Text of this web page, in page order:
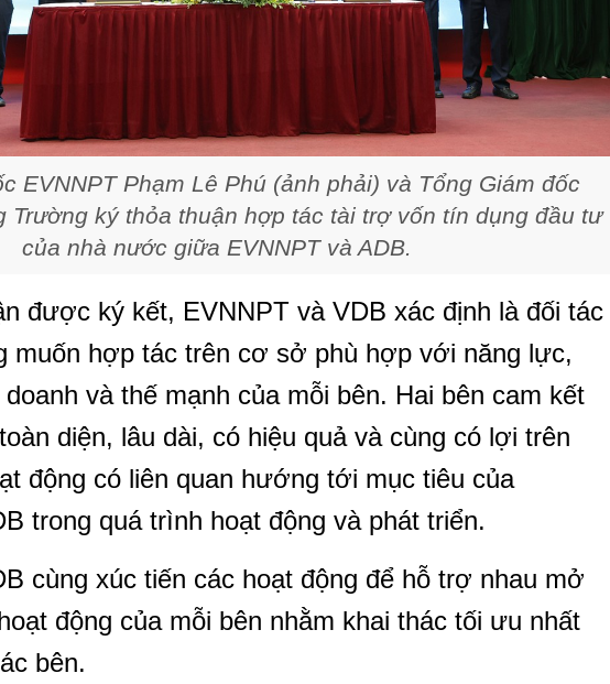
EVNNPT Phạm Lê Phú (ảnh phải) và Tổng Giám đốc
Trường ký thỏa thuận hợp tác tài trợ vốn tín dụng đầu tư
của nhà nước giữa EVNNPT và ADB.
được ký kết, EVNNPT và VDB xác định là đối tác
muốn hợp tác trên cơ sở phù hợp với năng lực,
và thế mạnh của mỗi bên. Hai bên cam kết
diện, lâu dài, có hiệu quả và cùng có lợi trên
động có liên quan hướng tới mục tiêu của
trong quá trình hoạt động và phát triển.
cùng xúc tiến các hoạt động để hỗ trợ nhau mở
động của mỗi bên nhằm khai thác tối ưu nhất
bên.